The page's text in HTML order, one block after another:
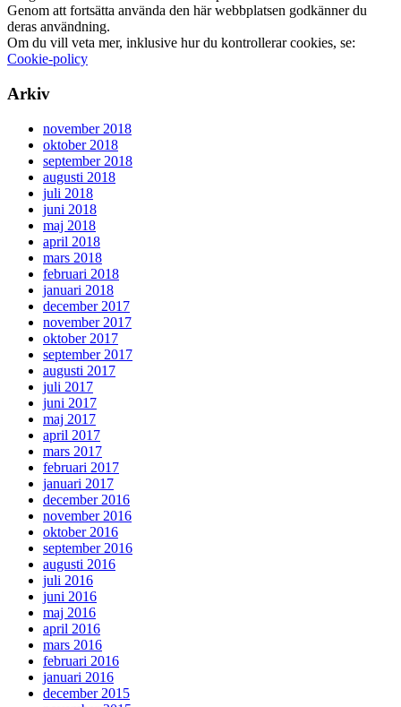
Genom att fortsätta använda den här webbplatsen godkänner du
deras användning.
Om du vill veta mer, inklusive hur du kontrollerar cookies, se:
Cookie-policy
Arkiv
november 2018
oktober 2018
september 2018
augusti 2018
juli 2018
juni 2018
maj 2018
april 2018
mars 2018
februari 2018
januari 2018
december 2017
november 2017
oktober 2017
september 2017
augusti 2017
juli 2017
juni 2017
maj 2017
april 2017
mars 2017
februari 2017
januari 2017
december 2016
november 2016
oktober 2016
september 2016
augusti 2016
juli 2016
juni 2016
maj 2016
april 2016
mars 2016
februari 2016
januari 2016
december 2015